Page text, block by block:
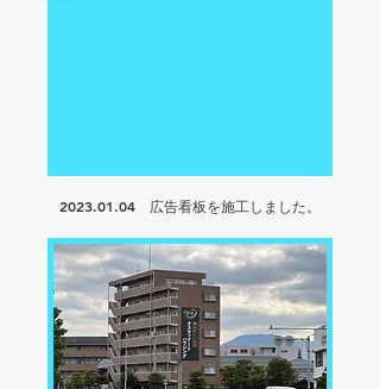
2023.01.04 広告看板を施工しました。